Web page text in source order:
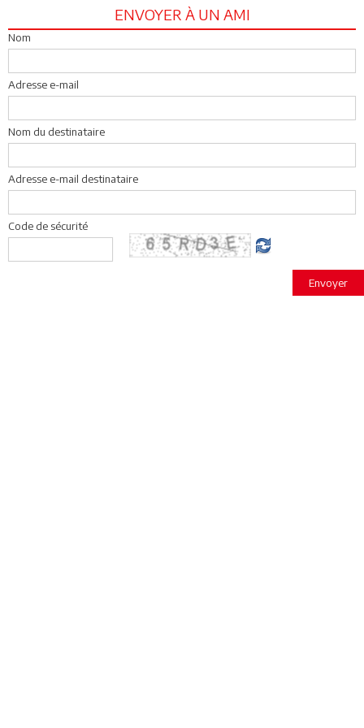
ENVOYER À UN AMI
Nom
Adresse e-mail
Nom du destinataire
Adresse e-mail destinataire
Code de sécurité
Envoyer